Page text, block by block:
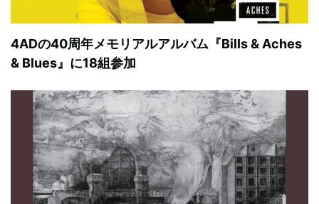
4ADの40周年メモリアルアルバム『Bills & Aches
& Blues』に18組参加